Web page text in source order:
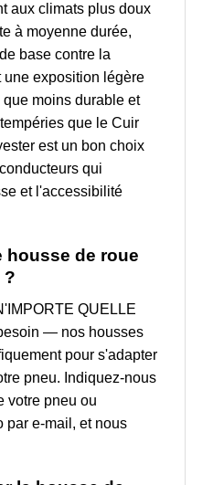
aux climats plus doux
à moyenne durée,
base contre la
une exposition légère
moins durable et
que le Cuir
est un bon choix
qui
et l'accessibilité
housse de roue
?
QUELLE
— nos housses
pour s'adapter
pneu. Indiquez-nous
votre pneu ou
par e-mail, et nous